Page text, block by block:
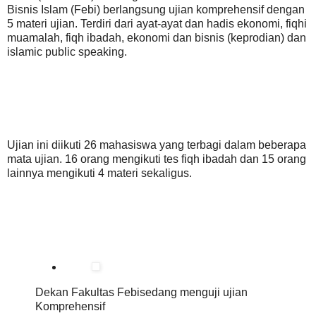
Bisnis Islam (Febi) berlangsung ujian komprehensif dengan
5 materi ujian. Terdiri dari ayat-ayat dan hadis ekonomi, fiqhi
muamalah, fiqh ibadah, ekonomi dan bisnis (keprodian) dan
islamic public speaking.
Ujian ini diikuti 26 mahasiswa yang terbagi dalam beberapa
mata ujian. 16 orang mengikuti tes fiqh ibadah dan 15 orang
lainnya mengikuti 4 materi sekaligus.
Dekan Fakultas Febisedang menguji ujian
Komprehensif